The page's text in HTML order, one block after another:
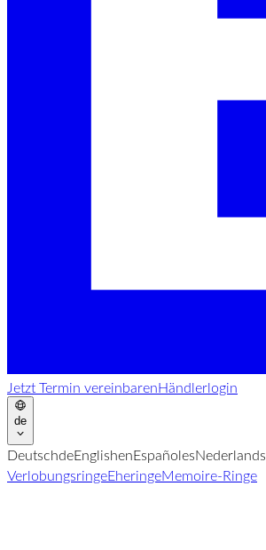
Jetzt Termin vereinbarenHändlerlogin
de
DeutschdeEnglishenEspañolesNederlands
VerlobungsringeEheringeMemoire-Ringe